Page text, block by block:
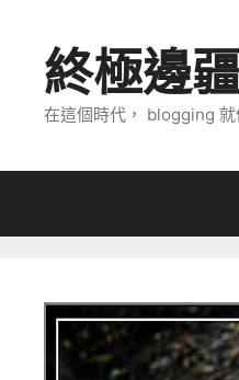
終極邊
在這個時代， blogging 就